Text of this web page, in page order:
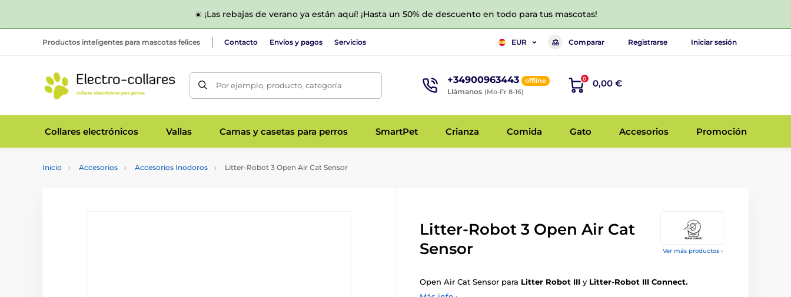
☀️ ¡Las rebajas de verano ya están aquí! ¡Hasta un 50% de descuento en todo para tus mascotas!
Productos inteligentes para mascotas felices Contacto Envíos y pagos Servicios EUR Comparar Registrarse Iniciar sesión
Por ejemplo, producto, categoría +34900963443 offline
Llámanos (Mo-Fr 8-16)
0 0,00 €
Collares electrónicos Vallas Camas y casetas para perros SmartPet Crianza Comida Gato Accesorios Promoción
Inicio Accesorios Accesorios Inodoros Litter-Robot 3 Open Air Cat Sensor
Ver más productos ›
Litter-Robot 3 Open Air Cat
Sensor
Open Air Cat Sensor para Litter Robot III y Litter-Robot III Connect.